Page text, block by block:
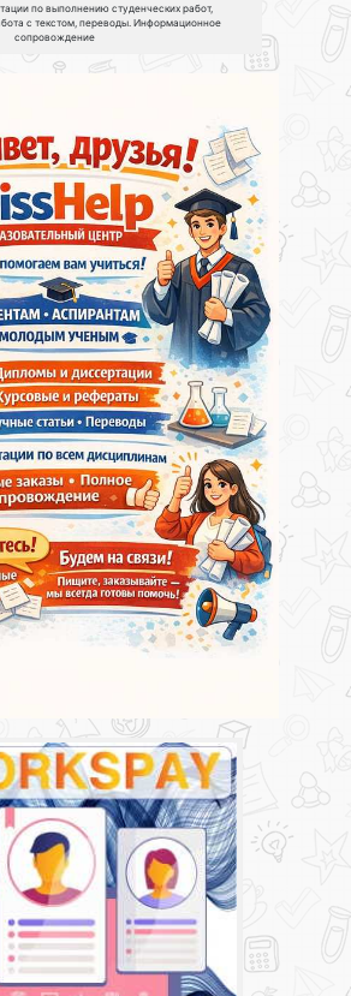
по выполнению студенческих работ,
с текстом, переводы. Информационное
сопровождение